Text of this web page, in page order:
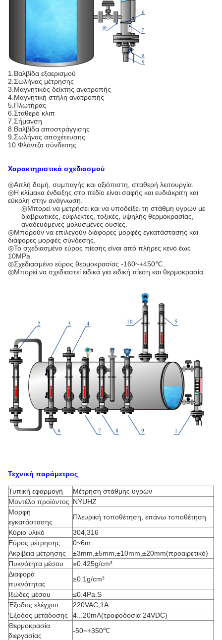
1.Βαλβίδα εξαερισμού
2.Σωλήνας μέτρησης
3.Μαγνητικός δείκτης ανατροπής
4.Μαγνητική στήλη ανατροπής
5.Πλωτήρας
6.Σταθερό κλιπ
7.Σήμανση
8.Βαλβίδα αποστράγγισης
9.Σωλήνας αποχέτευσης
10.Φλάντζα σύνδεσης
Χαρακτηριστικά σχεδιασμού
◎Απλή δομή, συμπαγής και αξιόπιστη, σταθερή λειτουργία.
◎Η κλίμακα ένδειξης στο πεδίο είναι σαφής και ευδιάκριτη και
εύκολη στην ανάγνωση.
◎Μπορεί να μετρήσει και να υποδείξει τη στάθμη υγρών με
διαβρωτικές, εύφλεκτες, τοξικές, υψηλής θερμοκρασίας,
αναδευόμενες μολυσμένες ουσίες.
◎Μπορούν να επιλεγούν διάφορες μορφές εγκατάστασης και
διάφορες μορφές σύνδεσης.
◎Το σχεδιασμένο εύρος πίεσης είναι από πλήρες κενό έως
10MPa.
◎Σχεδιασμένο εύρος θερμοκρασίας -160~+450℃.
◎Μπορεί να σχεδιαστεί ειδικά για ειδική πίεση και θερμοκρασία.
Τεχνική παράμετρος
Τυπική εφαρμογή
Μέτρηση στάθμης υγρών
Μοντέλο προϊόντος NYUHZ
Μορφή
εγκατάστασης
Πλευρική τοποθέτηση, επάνω τοποθέτηση
Κύριο υλικό
304,316
Εύρος μέτρησης
0~6m
Ακρίβεια μέτρησης
±3mm,±5mm,±10mm,±20mm(προαιρετικό)
Πυκνότητα μέσου
≥0.425g/cm³
Διαφορά
πυκνότητας
≥0.1g/cm³
Ιξώδες μέσου
≤0.4Pa.S
Έξοδος ελέγχου
220VAC,1A
Έξοδος μετάδοσης
4...20mA(τροφοδοσία 24VDC)
Θερμοκρασία
διεργασίας
-50~+350℃